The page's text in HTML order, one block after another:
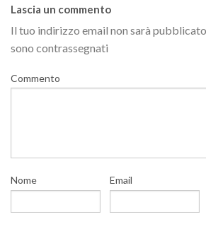
Lascia un commento
Il tuo indirizzo email non sarà pubblicato.
sono contrassegnati
Commento
Nome Email